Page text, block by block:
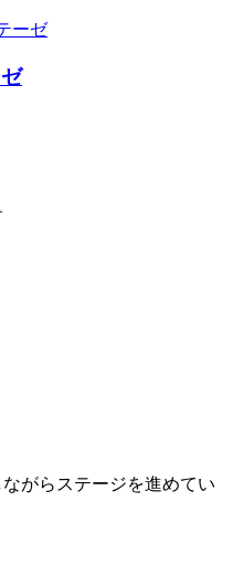
がらステージを進めてい